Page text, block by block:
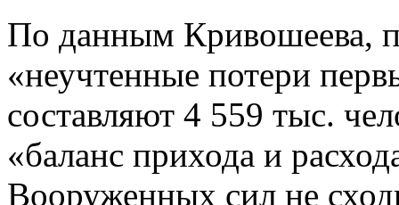
По данным Кривошеева,
«неучтенные потери
составляют 4 559 тыс.
«баланс прихода и
Вооруженных сил не